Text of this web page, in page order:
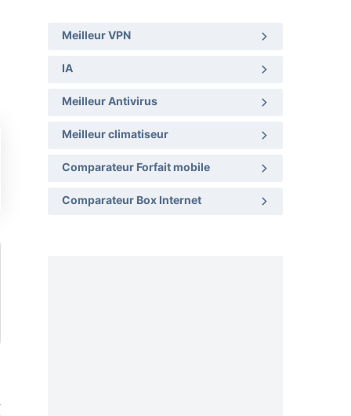
Meilleur VPN
IA
Meilleur Antivirus
Meilleur climatiseur
Comparateur Forfait mobile
Comparateur Box Internet